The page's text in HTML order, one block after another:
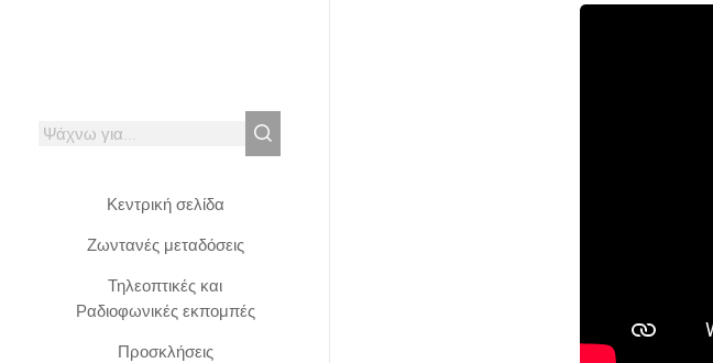
Κεντρική σελίδα
Ζωντανές μεταδόσεις
Τηλεοπτικές και
Ραδιοφωνικές εκπομπές
Προσκλήσεις